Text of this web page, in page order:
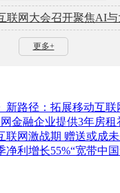
联网大会召开聚焦AI与
更多+
新路径：拓展移动互联
金融企业提供3年房租
联网激战期 赠送或成
净利增长55%“宽带中